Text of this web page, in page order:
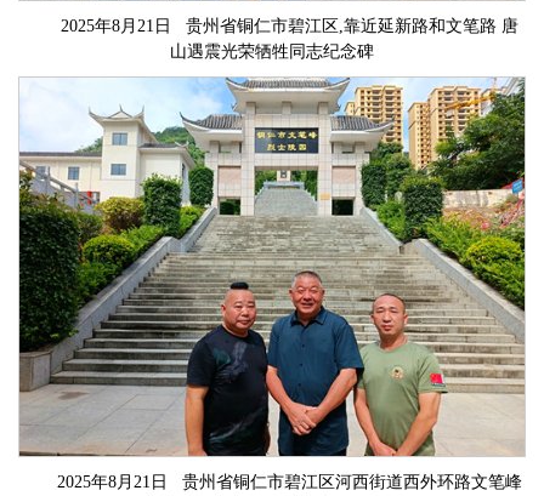
2025年8月21日 贵州省铜仁市碧江区,靠近延新路和文笔路 唐
山遇震光荣牺牲同志纪念碑
2025年8月21日 贵州省铜仁市碧江区河西街道西外环路文笔峰